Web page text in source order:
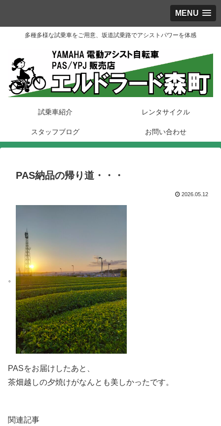
MENU
多種多様な試乗車をご用意、坂道試乗路でアシストパワーを体感
試乗車紹介 レンタサイクル
スタッフブログ お問い合わせ
PAS納品の帰り道・・・
2026.05.12
。
PASをお届けしたあと、
茶畑越しの夕焼けがなんとも美しかったです。
関連記事